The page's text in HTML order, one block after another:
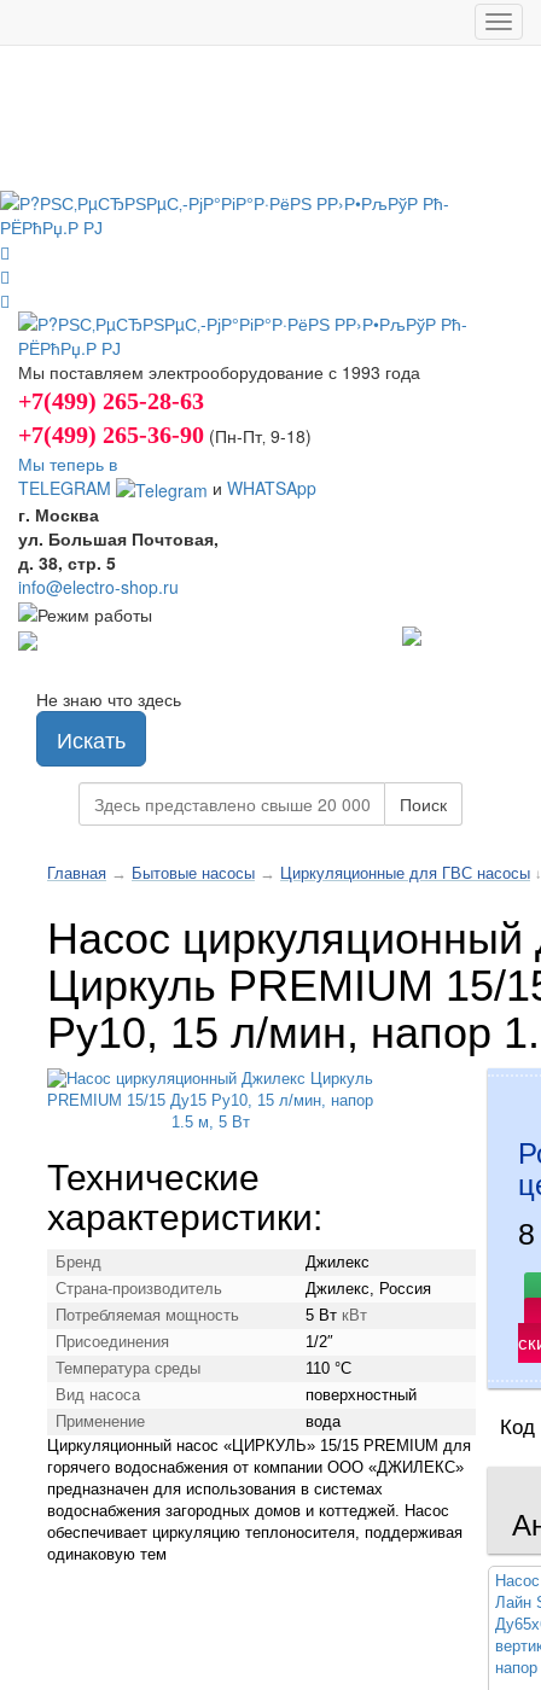
Мы поставляем электрооборудование с 1993 года
+7(499) 265-28-63
+7(499) 265-36-90 (Пн-Пт‚ 9-18)
Мы теперь в
TELEGRAM
и WHATSApp
г. Москва
ул. Большая Почтовая,
д. 38, стр. 5
info@electro-shop.ru
Не знаю что здесь
Искать
Поиск
Главная → Бытовые насосы → Циркуляционные для ГВС насосы ↓
Насос циркуляционный
Циркуль PREMIUM 15/
Ру10, 15 л/мин, напор
Технические
характеристики:
Бренд
Джилекс
Страна-производитель
Джилекс, Россия
Потребляемая мощность
5 Вт кВт
Присоединения
1/2″
Температура среды
110 °С
Вид насоса
поверхностный
Применение
вода
Циркуляционный насос «ЦИРКУЛЬ» 15/15 PREMIUM для
горячего водоснабжения от компании ООО «ДЖИЛЕКС»
предназначен для использования в системах
водоснабжения загородных домов и коттеджей. Насос
обеспечивает циркуляцию теплоносителя, поддерживая
одинаковую тем
Код
Лайн